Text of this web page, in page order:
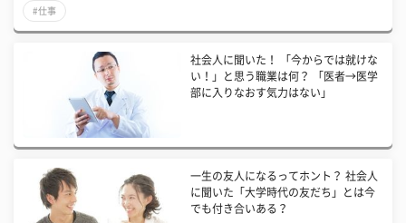
#仕事
社会人に聞いた！ 「今からでは就けな
い！」と思う職業は何？ 「医者→医学
部に入りなおす気力はない」
一生の友人になるってホント？ 社会人
に聞いた「大学時代の友だち」とは今
でも付き合いある？